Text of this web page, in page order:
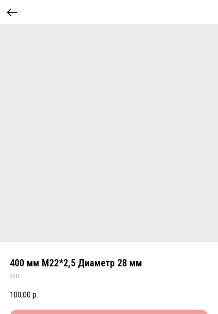
400 мм М22*2,5 Диаметр 28 мм
SKU:
100,00 р.